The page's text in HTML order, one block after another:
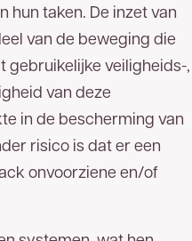
hun taken. De inzet van
van de beweging die
gebruikelijke veiligheids-,
van deze
in de bescherming van
risico is dat er een
onvoorziene en/of